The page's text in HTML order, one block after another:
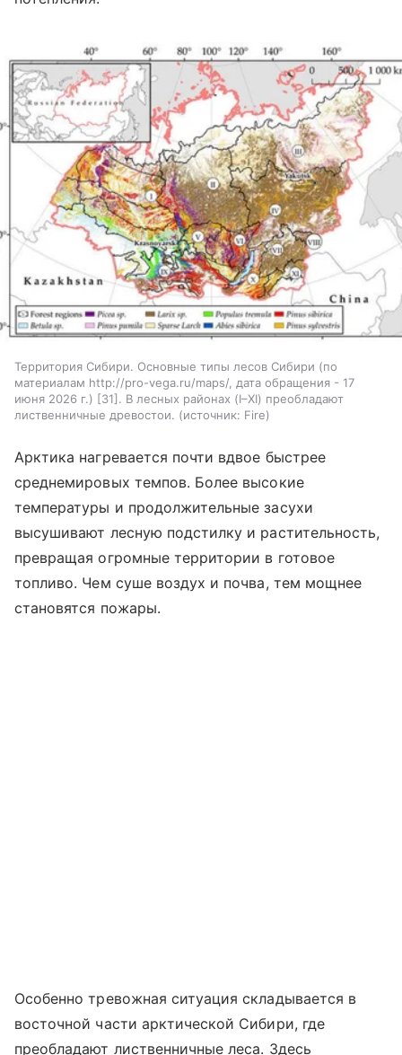
Территория Сибири. Основные типы лесов Сибири (по
материалам http://pro-vega.ru/maps/, дата обращения - 17
июня 2026 г.) [31]. В лесных районах (I–XI) преобладают
лиственничные древостои.
источник: Fire
Арктика нагревается почти вдвое быстрее
среднемировых темпов. Более высокие
температуры и продолжительные засухи
высушивают лесную подстилку и растительность,
превращая огромные территории в готовое
топливо. Чем суше воздух и почва, тем мощнее
становятся пожары.
Особенно тревожная ситуация складывается в
восточной части арктической Сибири, где
преобладают лиственничные леса. Здесь